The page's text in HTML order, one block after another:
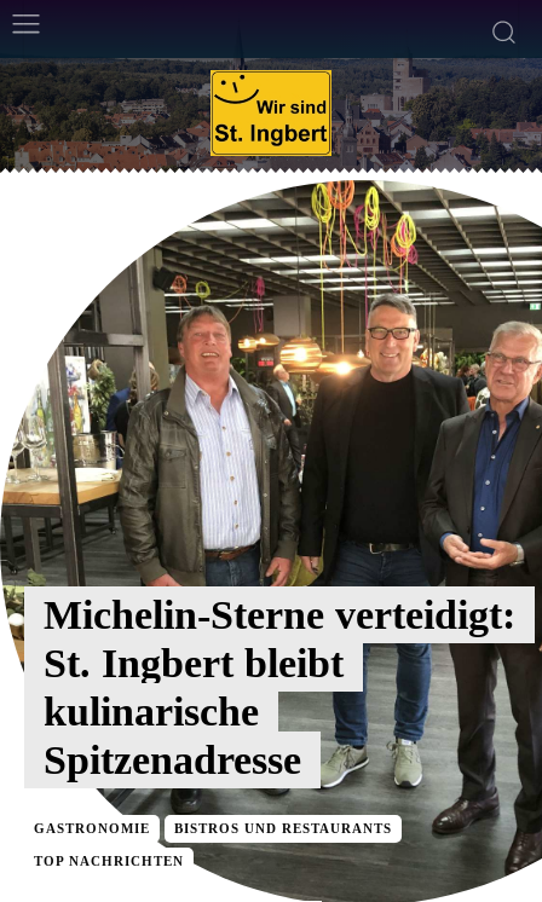
Michelin-Sterne verteidigt:
St. Ingbert bleibt
kulinarische
Spitzenadresse
GASTRONOMIE BISTROS UND RESTAURANTS
TOP NACHRICHTEN